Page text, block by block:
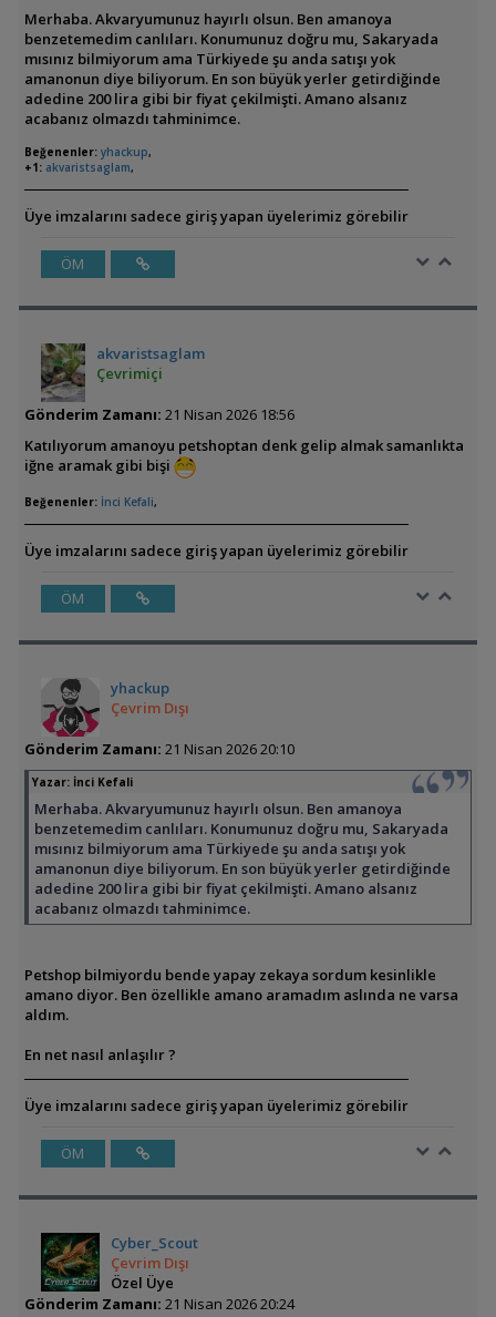
Merhaba. Akvaryumunuz hayırlı olsun. Ben amanoya
benzetemedim canlıları. Konumunuz doğru mu, Sakaryada
mısınız bilmiyorum ama Türkiyede şu anda satışı yok
amanonun diye biliyorum. En son büyük yerler getirdiğinde
adedine 200 lira gibi bir fiyat çekilmişti. Amano alsanız
acabanız olmazdı tahminimce.
Beğenenler: yhackup,
+1: akvaristsaglam,
Üye imzalarını sadece giriş yapan üyelerimiz görebilir
ÖM
akvaristsaglam
Çevrimiçi
Gönderim Zamanı: 21 Nisan 2026 18:56
Katılıyorum amanoyu petshoptan denk gelip almak samanlıkta
iğne aramak gibi bişi
Beğenenler: İnci Kefali,
Üye imzalarını sadece giriş yapan üyelerimiz görebilir
ÖM
yhackup
Çevrim Dışı
Gönderim Zamanı: 21 Nisan 2026 20:10
Yazar: İnci Kefali
Merhaba. Akvaryumunuz hayırlı olsun. Ben amanoya
benzetemedim canlıları. Konumunuz doğru mu, Sakaryada
mısınız bilmiyorum ama Türkiyede şu anda satışı yok
amanonun diye biliyorum. En son büyük yerler getirdiğinde
adedine 200 lira gibi bir fiyat çekilmişti. Amano alsanız
acabanız olmazdı tahminimce.
Petshop bilmiyordu bende yapay zekaya sordum kesinlikle
amano diyor. Ben özellikle amano aramadım aslında ne varsa
aldım.
En net nasıl anlaşılır ?
Üye imzalarını sadece giriş yapan üyelerimiz görebilir
ÖM
Cyber_Scout
Çevrim Dışı
Özel Üye
Gönderim Zamanı: 21 Nisan 2026 20:24